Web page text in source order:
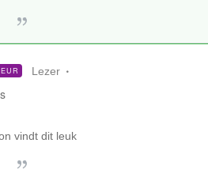
Lezer
vindt dit leuk